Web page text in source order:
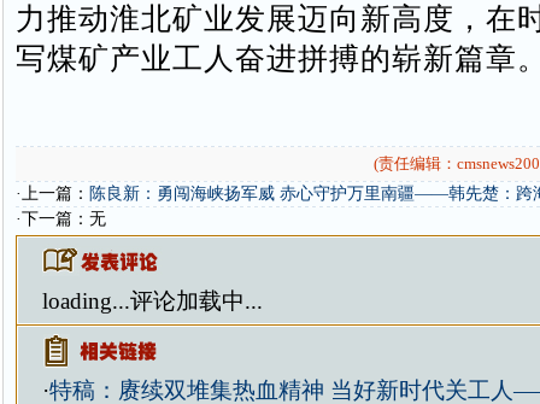
力推动淮北矿业发展迈向新高度，在
写煤矿产业工人奋进拼搏的崭新篇章
(责任编辑：
·上一篇： 陈良新：勇闯海峡扬军威 赤心守护万里南疆——韩先楚：跨
·下一篇：无
loading...评论加载中...
·特稿：赓续双堆集热血精神 当好新时代关工人